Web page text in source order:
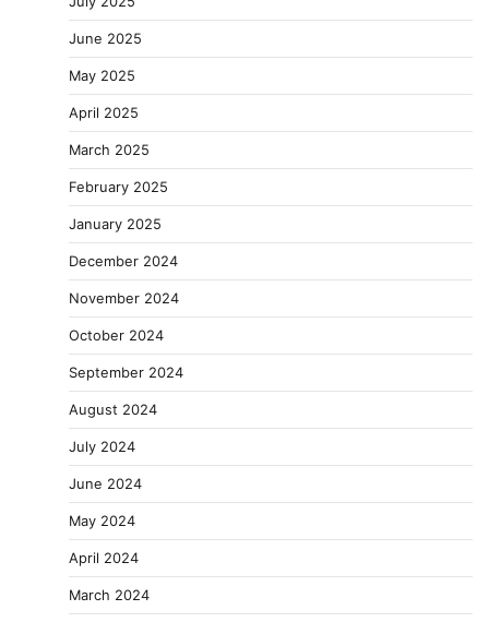
June 2025
May 2025
April 2025
March 2025
February 2025
January 2025
December 2024
November 2024
October 2024
September 2024
August 2024
July 2024
June 2024
May 2024
April 2024
March 2024